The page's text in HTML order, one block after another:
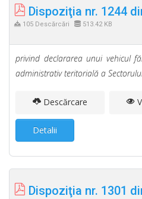
Dispoziţia nr. 1244
105 Descărcări 513.42 KB
privind declararea unui vehicul
administrativ teritorială a
Descărcare
Detalii
Dispoziţia nr. 1301